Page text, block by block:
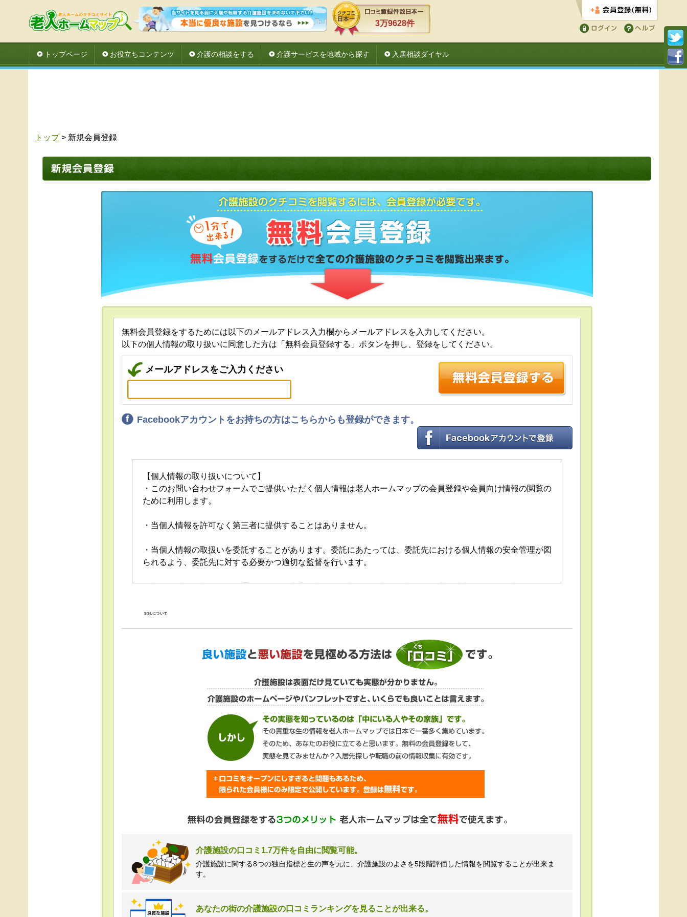
3万9628件
会員登録する
トップページ
お役立ちコンテンツ 介護の相談をする 介護サービスを地域から探す 入居相談ダイヤル
トップ> 新規会員登録
無料会員登録をするためには以下のメールアドレス入力欄からメールアドレスを入力してください。
以下の個人情報の取り扱いに同意した方は「無料会員登録する」ボタンを押し、登録をしてください。
メールアドレスをご入力ください
Facebookアカウントをお持ちの方はこちらからも登録ができます。
【個人情報の取り扱いについて】
・このお問い合わせフォームでご提供いただく個人情報は老人ホームマップの会員登録や会員向け情報の閲覧の
ために利用します。
・当個人情報を許可なく第三者に提供することはありません。
・当個人情報の取扱いを委託することがあります。委託にあたっては、委託先における個人情報の安全管理が図
られるよう、委託先に対する必要かつ適切な監督を行います。
口」で受け付けます。
・当ホームページではご利用状況の統計調査のためクッキー等を用いておりますが、これによる個人情報の取
＜個人情報苦情及び相談窓口＞
株式会社クリエイターズネクスト個人情報保護管理者 窪田望
TEL:0120-21-7070
（受付時間 10時～19時 土日祝日除く・営業のお電話はお断りいたします）
SSLについて
介護施設の口コミ1.7万件を自由に閲覧可能。
介護施設に関する8つの独自指標と生の声を元に、介護施設のよさを5段階評価した情報を閲覧することが出来ま
す。
あなたの街の介護施設の口コミランキングを見ることが出来る。